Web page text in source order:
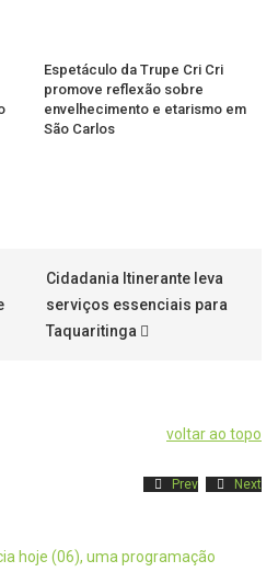
Espetáculo da Trupe Cri Cri
promove reflexão sobre
envelhecimento e etarismo em
São Carlos
Cidadania Itinerante leva
serviços essenciais para
Taquaritinga
voltar ao topo
Prev Next